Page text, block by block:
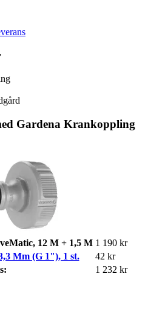
Gardena Krankoppling
12 M + 1,5 M 1 190 kr
Mm (G 1"), 1 st.
42 kr
1 232 kr